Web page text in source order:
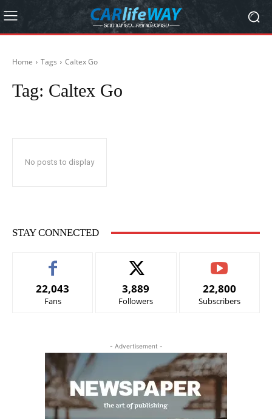
Home Tags Caltex Go
Tag: Caltex Go
No posts to display
STAY CONNECTED
22,043
Fans
3,889
Followers
22,800
Subscribers
- Advertisement -